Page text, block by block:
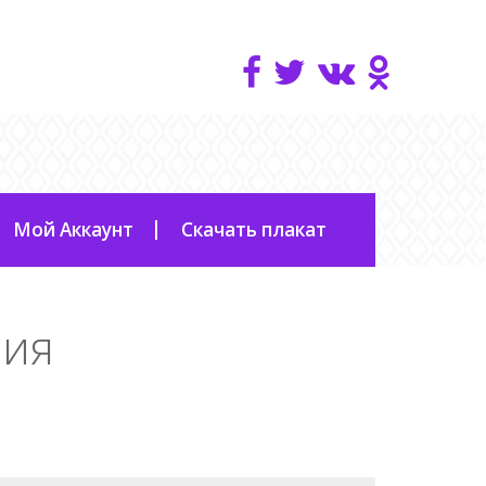
Мой Аккаунт Скачать плакат